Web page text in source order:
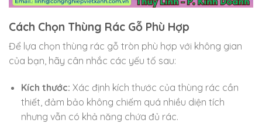
Cách Chọn Thùng Rác Gỗ Phù Hợp
Để lựa chọn thùng rác gỗ tròn phù hợp với không gian
của bạn, hãy cân nhắc các yếu tố sau:
Kích thước: Xác định kích thước của thùng rác cần
thiết, đảm bảo không chiếm quá nhiều diện tích
nhưng vẫn có khả năng chứa đủ rác.